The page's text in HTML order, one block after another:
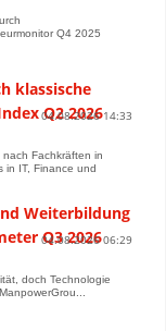
Q4 2025
klassische
Q2 2026
04.08.2026 14:33
Fachkräften in
in IT, Finance und
Weiterbildung
Q3 2026
04.08.2026 06:29
doch Technologie